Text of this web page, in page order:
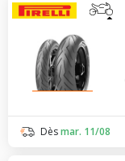
Dèsmar. 11/08